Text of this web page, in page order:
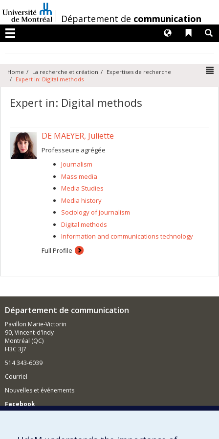
au
contenu
/Département de communication
Menu
Liens
Langues
Home La recherche et création
Expertises de recherche
Expert in: Digital methods
Expert in: Digital methods
DE MAEYER, Juliette
Professeure agrégée
Journalism
Mass media
Media Studies
Media history
Sociology of journalism
Digital methods
Information and communications technology
Full Profile
Département de communication
Pavillon Marie-Victorin
90, Vincent-d'Indy
Montréal (QC)
H3C 3J7
514 343-6039
Courriel
Nouvelles et événements
Facebook
Comment soutenir le Département?